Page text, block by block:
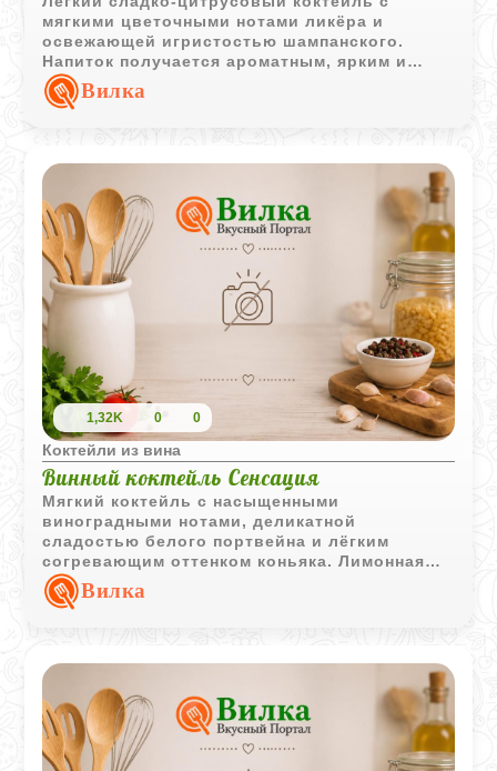
мягкими цветочными нотами ликёра и
освежающей игристостью шампанского.
Напиток получается ароматным, ярким и
очень воздушным.
Вилка
1,32K 0 0
Коктейли из вина
Винный коктейль Сенсация
Мягкий коктейль с насыщенными
виноградными нотами, деликатной
сладостью белого портвейна и лёгким
согревающим оттенком коньяка. Лимонная
цедра добавляет напитку свежий аромат и
делает вкус более выразительным.
Вилка